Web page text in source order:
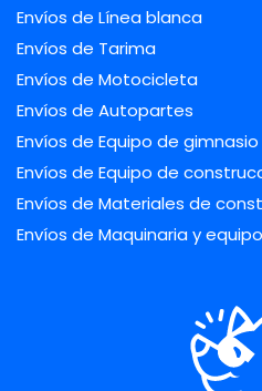
Envíos de Línea blanca
Envíos de Tarima
Envíos de Motocicleta
Envíos de Autopartes
Envíos de Equipo de gimnasio
Envíos de Equipo de
Envíos de Materiales de
Envíos de Maquinaria y